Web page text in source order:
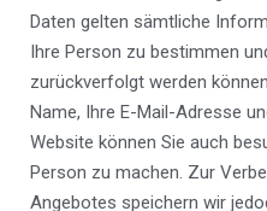
Daten gelten sämtliche
Ihre Person zu bestimmen
zurückverfolgt werden
Name, Ihre E-Mail-Adresse
Website können Sie auch
Person zu machen. Zur
Angebotes speichern wir